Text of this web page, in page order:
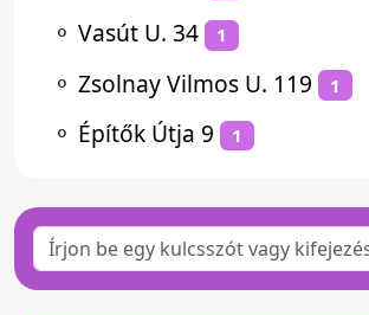
⚬ Vasút U. 34 1
⚬ Zsolnay Vilmos U. 119 1
⚬ Építők Útja 9 1